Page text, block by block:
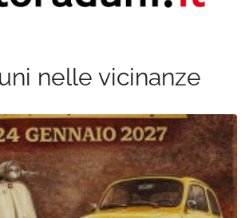
nelle vicinanze